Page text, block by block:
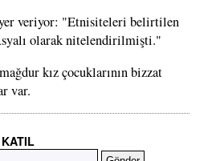
yer veriyor: "Etnisiteleri belirtilen
olarak nitelendirilmişti."
kız çocuklarının bizzat
var.